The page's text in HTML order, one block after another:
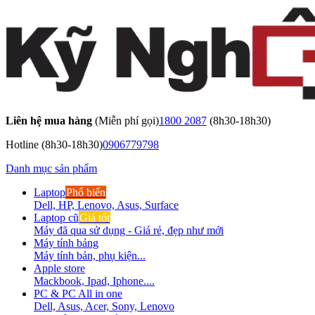
Liên hệ mua hàng (Miễn phí gọi)1800 2087 (8h30-18h30)
Hotline (8h30-18h30)0906779798
Danh mục sản phẩm
LaptopPhổ biến
Dell, HP, Lenovo, Asus, Surface
Laptop cũGiá tốt
Máy đã qua sử dụng - Giá rẻ, đẹp như mới
Máy tính bảng
Máy tính bản, phụ kiện...
Apple store
Mackbook, Ipad, Iphone....
PC & PC All in one
Dell, Asus, Acer, Sony, Lenovo